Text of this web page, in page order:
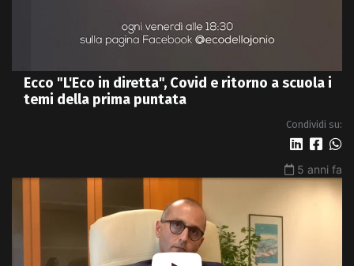
Ecco "L'Eco in diretta", Covid e ritorno a scuola i
temi della prima puntata
Condividi su:
5 anni fa